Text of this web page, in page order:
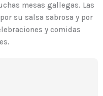
mesas gallegas. Las
su salsa sabrosa y por
y comidas